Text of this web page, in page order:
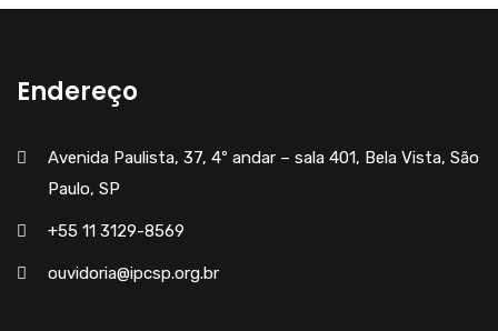
Endereço
Avenida Paulista, 37, 4º andar – sala 401, Bela Vista, São
Paulo, SP
+55 11 3129-8569
ouvidoria@ipcsp.org.br